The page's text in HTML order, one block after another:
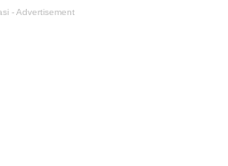
- Advertisement